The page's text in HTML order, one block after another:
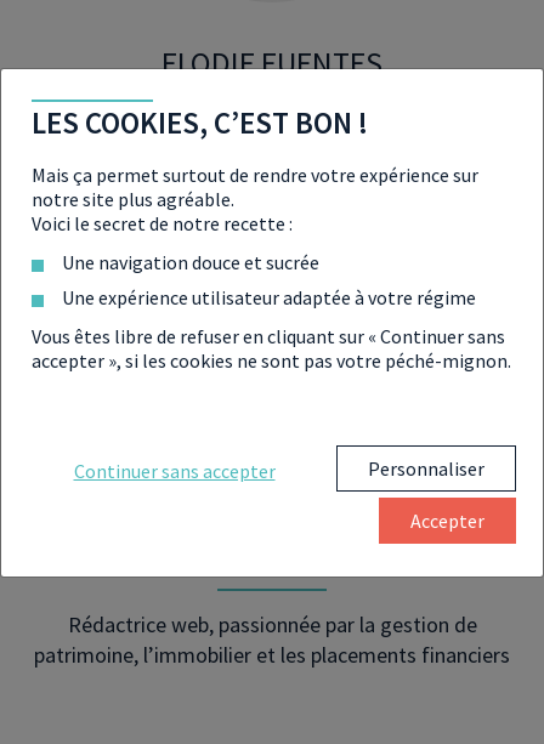
ELODIE FUENTES
Rédactrice web, spécialisée en économie, finance et
gestion de patrimoine
Rédactrice web, passionnée par la gestion de
patrimoine, l’immobilier et les placements financiers
LES COOKIES, C’EST BON !
Mais ça permet surtout de rendre votre expérience sur
notre site plus agréable.
Voici le secret de notre recette :
Une navigation douce et sucrée
Une expérience utilisateur adaptée à votre régime
Vous êtes libre de refuser en cliquant sur « Continuer sans
accepter », si les cookies ne sont pas votre péché-mignon.
Continuer sans accepter Personnaliser
Accepter